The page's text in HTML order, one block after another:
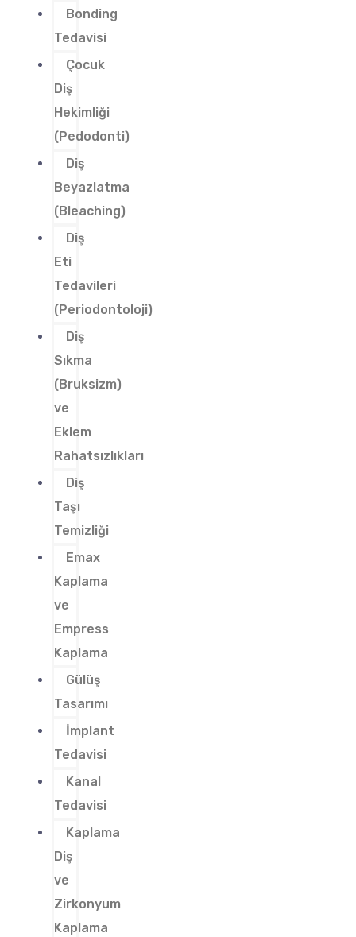
Bonding
Tedavisi
Çocuk
Diş
Hekimliği
(Pedodonti)
Diş
Beyazlatma
(Bleaching)
Diş
Eti
Tedavileri
(Periodontoloji)
Diş
Sıkma
(Bruksizm)
ve
Eklem
Rahatsızlıkları
Diş
Taşı
Temizliği
Emax
Kaplama
ve
Empress
Kaplama
Gülüş
Tasarımı
İmplant
Tedavisi
Kanal
Tedavisi
Kaplama
Diş
ve
Zirkonyum
Kaplama